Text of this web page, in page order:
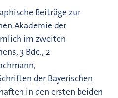
Beiträge zur
Akademie der
im zweiten
3 Bde., 2
der Bayerischen
in den ersten beiden